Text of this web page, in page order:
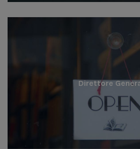
Direttore